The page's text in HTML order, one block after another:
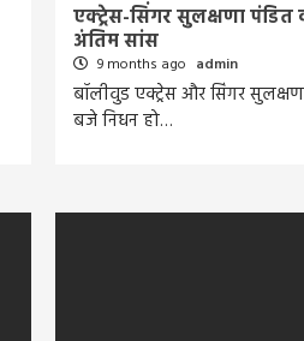
एक्ट्रेस-सिंगर सुलक्षणा पंडित
अंतिम सांस
9 months ago admin
बॉलीवुड एक्ट्रेस और सिंगर
बजे निधन हो…